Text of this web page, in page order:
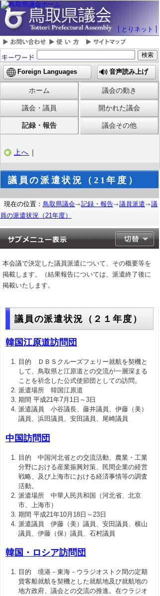
とりネット
Foreign Languages 音声読み上げ
ホーム 議会の動き
議会・議員 開かれた議会
記録・報告 議会その他
上へ ｜
議員の派遣状況（21年度）
現在の位置： 鳥取県議会 記録・報告 議員派遣
議
員の派遣状況（21年度）
本会議で決定した議員派遣について、その概要等を
掲載します。（結果報告については、派遣終了後に
掲載いたします。
議員の派遣状況（２１年度）
韓国江原道訪問団
目的 ＤＢＳクルーズフェリー就航を契機と
して、鳥取県と江原道との交流が一層深まる
ことを祈念した公式使節団としての訪問。
派遣場所 韓国江原道
期間 平成21年7月1日～3日
派遣議員 小谷議長、藤井議員、伊藤（美）
議員、浜田議員、安田議員、尾崎議員
中国訪問団
目的 中国河北省との交流活動、農業・工業
分野における産業振興対策、民間企業の経営
戦略、及び上海市における経済事情等の調査
活動。
派遣場所 中華人民共和国（河北省、北京
市、上海市）
期間 平成21年10月18日～23日
派遣議員 伊藤（美）議員、安田議員、横山
議員、伊藤（保）議員、石村議員
韓国・ロシア訪問団
目的 境港－東海－ウラジオストク間の定期
貨客船就航を契機とした就航地及び就航地の
地方政府、議会との交流の推進。在ウラジオ